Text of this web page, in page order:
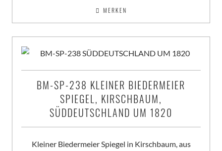
MERKEN
BM-SP-238 KLEINER BIEDERMEIER
SPIEGEL, KIRSCHBAUM,
SÜDDEUTSCHLAND UM 1820
Kleiner Biedermeier Spiegel in Kirschbaum, aus